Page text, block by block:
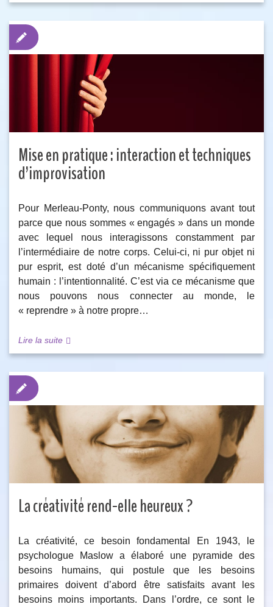
Mise en pratique : interaction et techniques
d’improvisation
Pour Merleau-Ponty, nous communiquons avant tout
parce que nous sommes « engagés » dans un monde
avec lequel nous interagissons constamment par
l’intermédiaire de notre corps. Celui-ci, ni pur objet ni
pur esprit, est doté d’un mécanisme spécifiquement
humain : l’intentionnalité. C’est via ce mécanisme que
nous pouvons nous connecter au monde, le
« reprendre » à notre propre…
Lire la suite
La créativité rend-elle heureux ?
La créativité, ce besoin fondamental En 1943, le
psychologue Maslow a élaboré une pyramide des
besoins humains, qui postule que les besoins
primaires doivent d’abord être satisfaits avant les
besoins moins importants. Dans l’ordre, ce sont le